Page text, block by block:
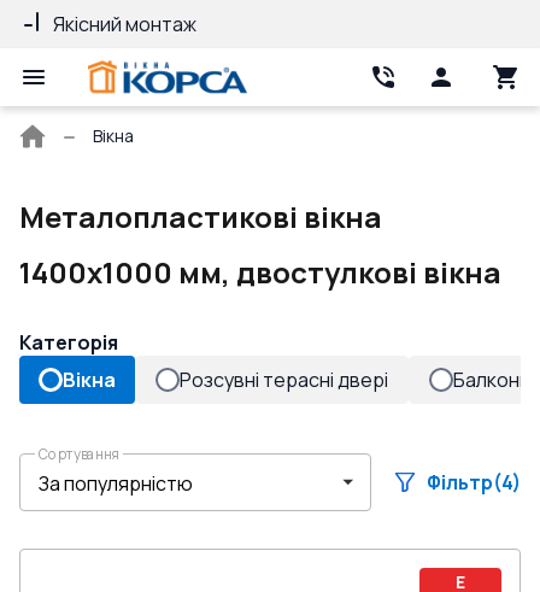
Якісний монтаж
Головна
Вікна
Металопластикові вікна
1400x1000 мм, двостулкові вікна
Категорія
Вікна
Розсувні терасні двері Балконні
Сортування
Фільтр(4)
E